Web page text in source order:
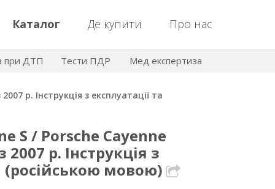
Каталог Де купити Про нас
при ДТП Тести ПДР Мед експертиза
р. Інструкція з експлуатації та
S / Porsche Cayenne
р. Інструкція з
(російською мовою)